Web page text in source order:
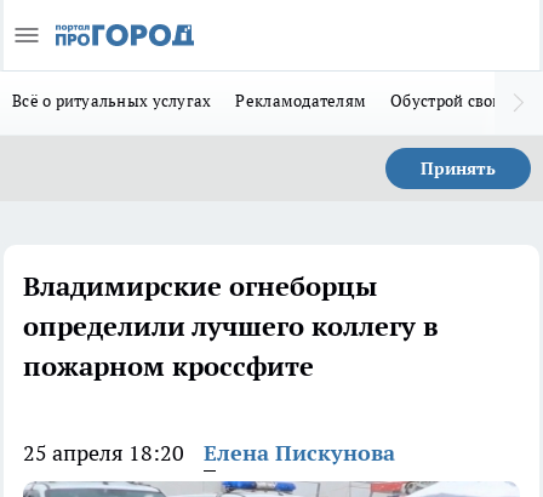
Всё о ритуальных услугах Рекламодателям Обустрой свой дом
Принять
Владимирские огнеборцы
определили лучшего коллегу в
пожарном кроссфите
25 апреля 18:20 Елена Пискунова